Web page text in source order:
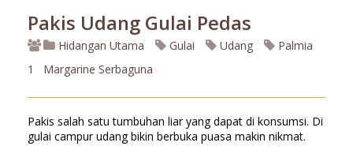
Pakis Udang Gulai Pedas
1
Hidangan Utama Gulai Udang
Palmia
Margarine Serbaguna
Pakis salah satu tumbuhan liar yang dapat di konsumsi. Di
gulai campur udang bikin berbuka puasa makin nikmat.